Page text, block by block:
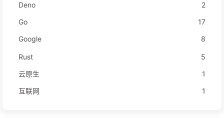
Deno
2
Go
17
Google
8
Rust
5
云原生
1
互联网
1